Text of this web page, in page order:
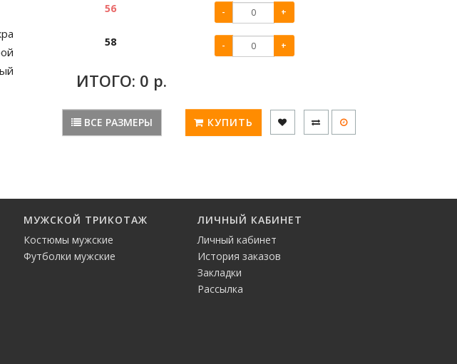
56 - +
58 - +
ИТОГО: 0 р.
ВСЕ РАЗМЕРЫ КУПИТЬ
МУЖСКОЙ ТРИКОТАЖ
Костюмы мужские
Футболки мужские
ЛИЧНЫЙ КАБИНЕТ
Личный кабинет
История заказов
Закладки
Рассылка